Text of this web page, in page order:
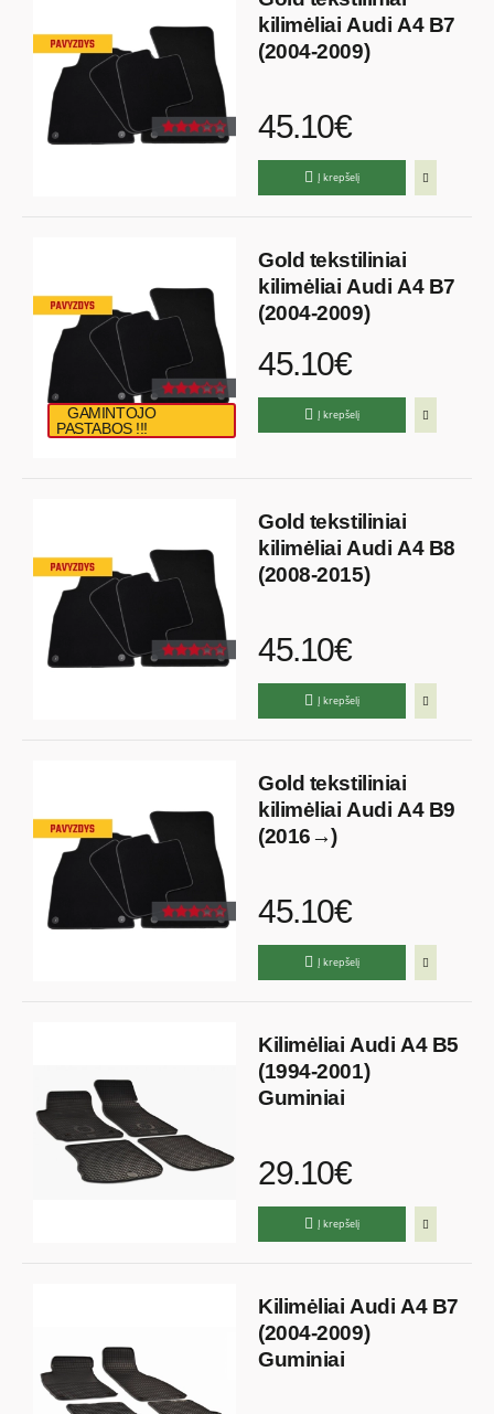
kilimėliai Audi A4 B7
(2004-2009)
45.10€
Į krepšelį
GAMINTOJO
PASTABOS !!!
Gold tekstiliniai
kilimėliai Audi A4 B7
(2004-2009)
45.10€
Į krepšelį
Gold tekstiliniai
kilimėliai Audi A4 B8
(2008-2015)
45.10€
Į krepšelį
Gold tekstiliniai
kilimėliai Audi A4 B9
(2016→)
45.10€
Į krepšelį
Kilimėliai Audi A4 B5
(1994-2001)
Guminiai
29.10€
Į krepšelį
Kilimėliai Audi A4 B7
(2004-2009)
Guminiai